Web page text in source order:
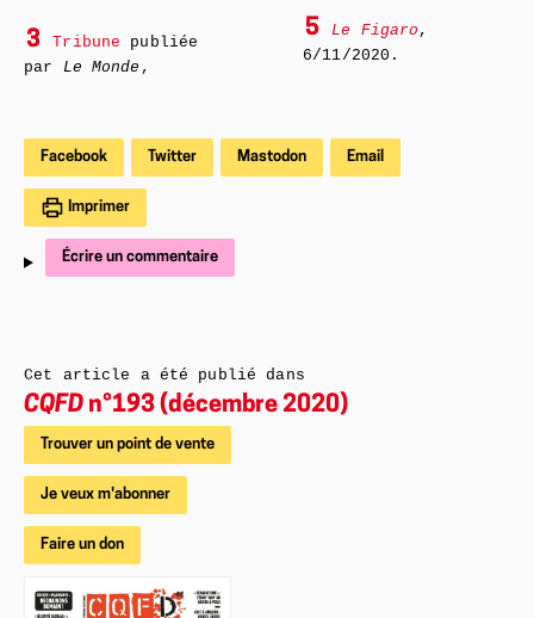
3 Tribune publiée
par Le Monde ,
5 Le Figaro ,
6/11/2020.
Facebook Twitter Mastodon Email
Imprimer
Écrire un commentaire
Cet article a été publié dans
CQFD n°193 (décembre 2020)
Trouver un point de vente
Je veux m'abonner
Faire un don